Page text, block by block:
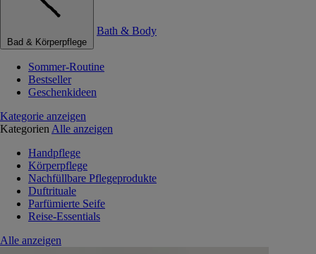
Bad & Körperpflege
Bath & Body
Sommer-Routine
Bestseller
Geschenkideen
Kategorie anzeigen
Kategorien Alle anzeigen
Handpflege
Körperpflege
Nachfüllbare Pflegeprodukte
Duftrituale
Parfümierte Seife
Reise-Essentials
Alle anzeigen